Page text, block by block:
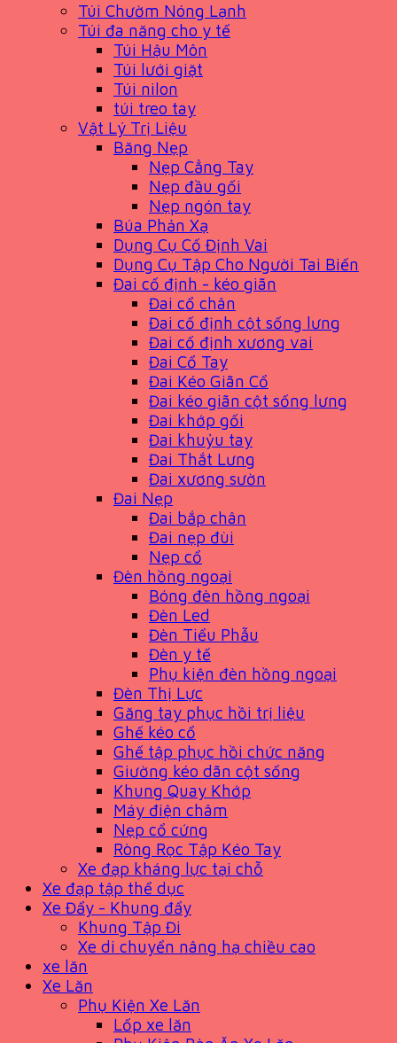
Túi Chườm Nóng Lạnh
Túi đa năng cho y tế
Túi Hậu Môn
Túi lưới giặt
Túi nilon
túi treo tay
Vật Lý Trị Liệu
Băng Nẹp
Nẹp Cẳng Tay
Nẹp đầu gối
Nẹp ngón tay
Búa Phản Xạ
Dụng Cụ Cố Định Vai
Dụng Cụ Tập Cho Người Tai Biến
Đai cố định - kéo giãn
Đai cổ chân
Đai cố định cột sống lưng
Đai cố định xương vai
Đai Cổ Tay
Đai Kéo Giãn Cổ
Đai kéo giãn cột sống lưng
Đai khớp gối
Đai khuỷu tay
Đai Thắt Lưng
Đai xương sườn
Đai Nẹp
Đai bắp chân
Đai nẹp đùi
Nẹp cổ
Đèn hồng ngoại
Bóng đèn hồng ngoại
Đèn Led
Đèn Tiểu Phẫu
Đèn y tế
Phụ kiện đèn hồng ngoại
Đèn Thị Lực
Găng tay phục hồi trị liệu
Ghế kéo cổ
Ghế tập phục hồi chức năng
Giường kéo dãn cột sống
Khung Quay Khớp
Máy điện châm
Nẹp cổ cứng
Ròng Rọc Tập Kéo Tay
Xe đạp kháng lực tại chỗ
Xe đạp tập thể dục
Xe Đẩy - Khung đẩy
Khung Tập Đi
Xe di chuyển nâng hạ chiều cao
xe lăn
Xe Lăn
Phụ Kiện Xe Lăn
Lốp xe lăn